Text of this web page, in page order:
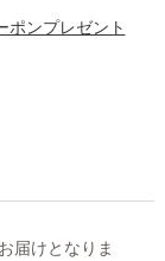
届けとなりま